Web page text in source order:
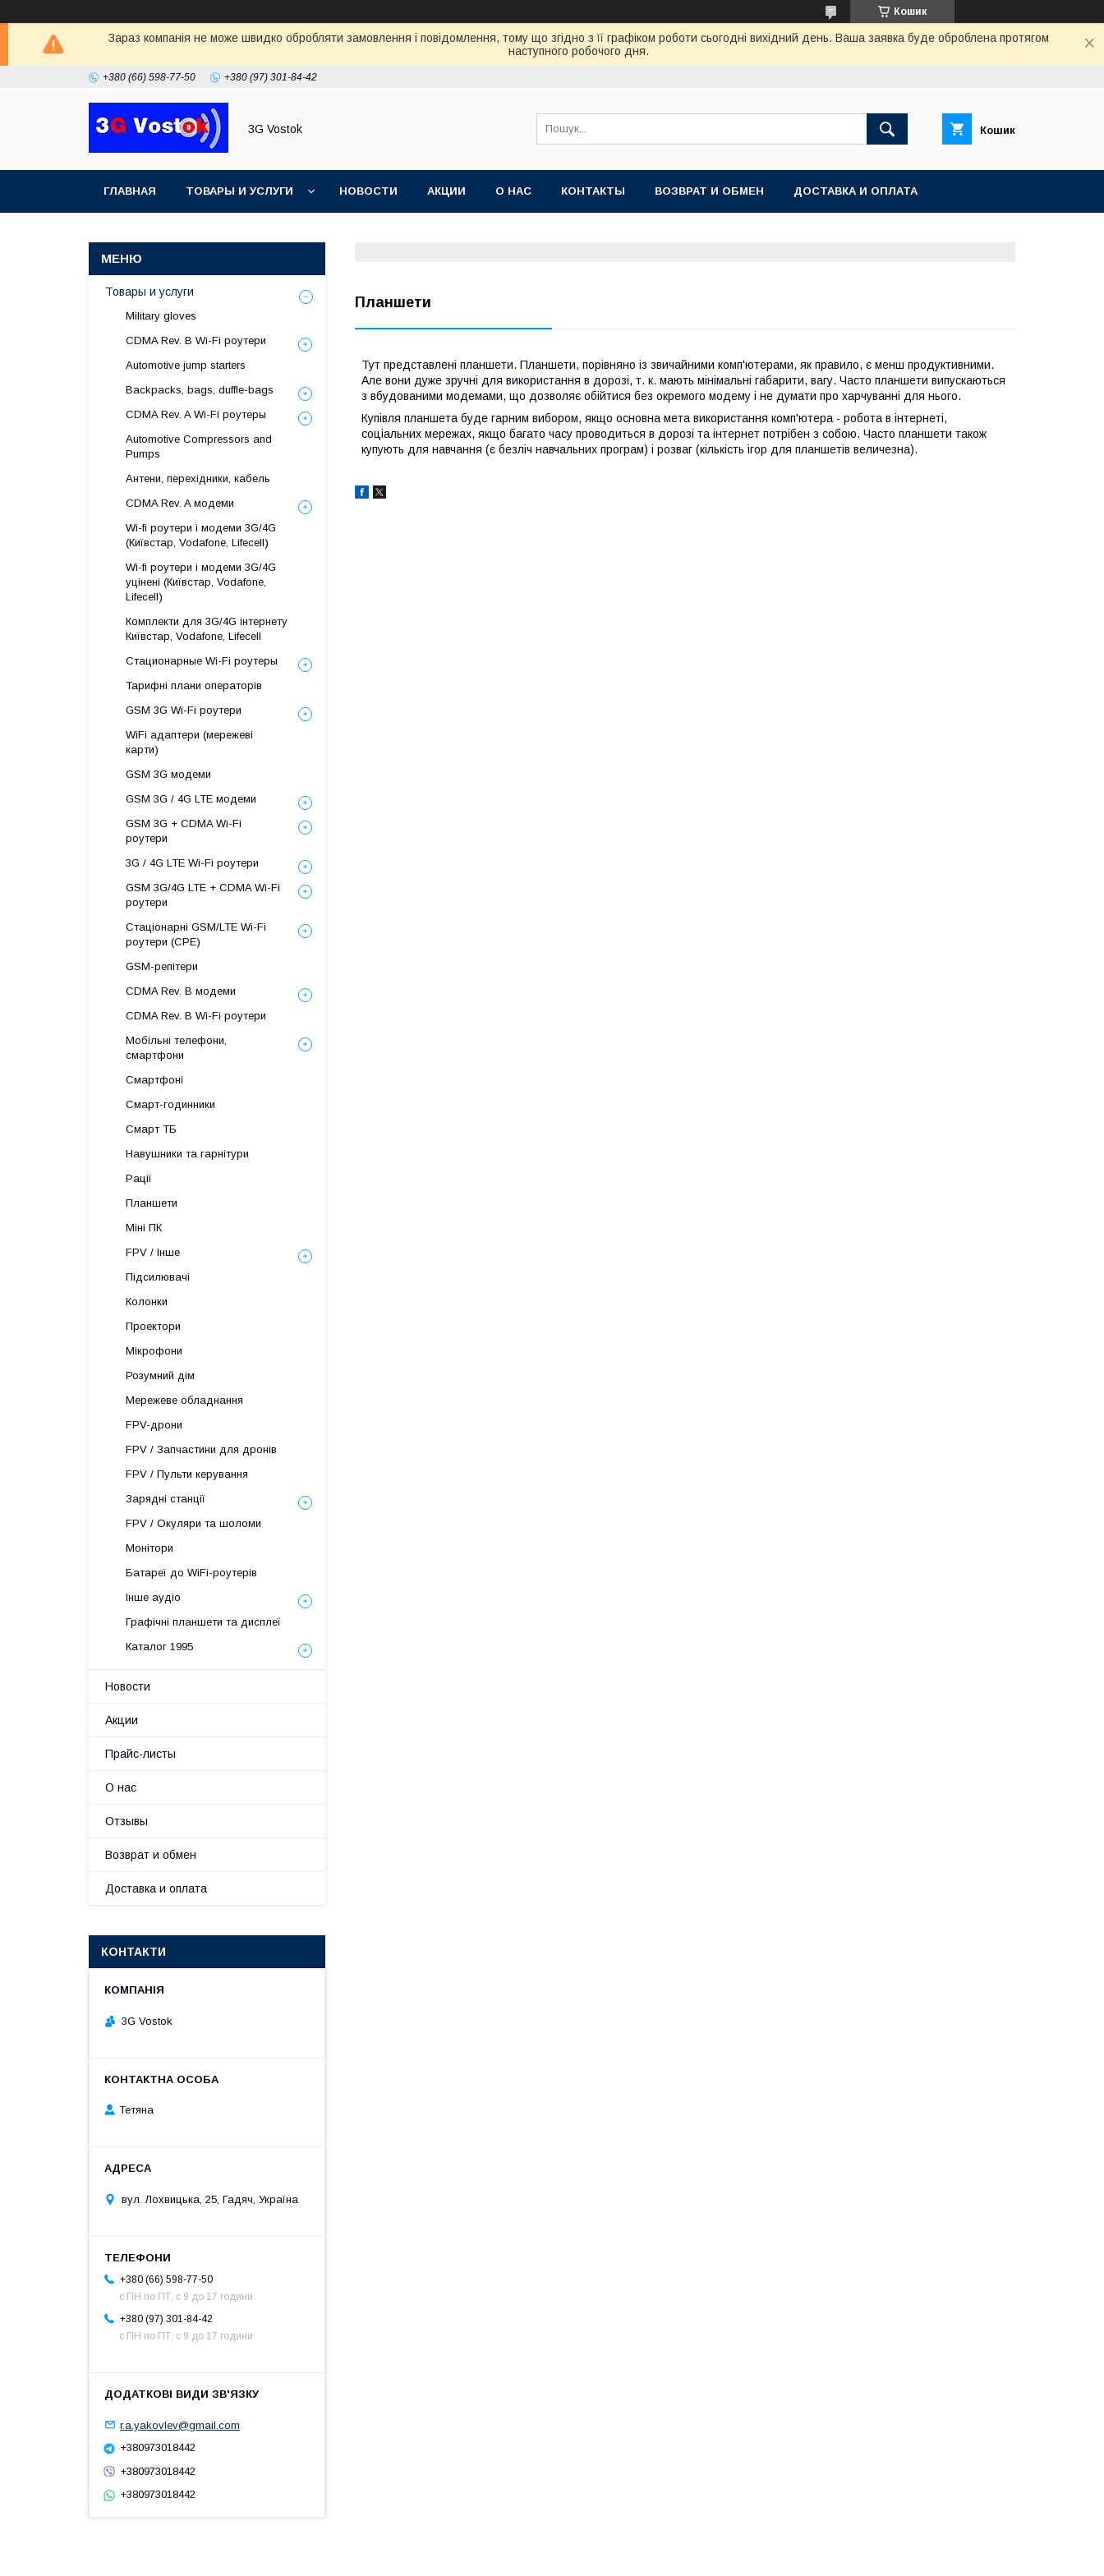
Кошик
Зараз компанія не може швидко обробляти замовлення і повідомлення, тому що згідно з її графіком роботи сьогодні вихідний день. Ваша заявка буде оброблена протягом
наступного робочого дня.
+380 (66) 598-77-50 +380 (97) 301-84-42
3G Vostok Кошик
ГЛАВНАЯ ТОВАРЫ И УСЛУГИ НОВОСТИ АКЦИИ О НАС КОНТАКТЫ ВОЗВРАТ И ОБМЕН ДОСТАВКА И ОПЛАТА
Планшети
Тут представлені планшети. Планшети, порівняно із звичайними комп'ютерами, як правило, є менш продуктивними.
Але вони дуже зручні для використання в дорозі, т. к. мають мінімальні габарити, вагу. Часто планшети випускаються
з вбудованими модемами, що дозволяє обійтися без окремого модему і не думати про харчуванні для нього.
Купівля планшета буде гарним вибором, якщо основна мета використання комп'ютера - робота в інтернеті,
соціальних мережах, якщо багато часу проводиться в дорозі та інтернет потрібен з собою. Часто планшети також
купують для навчання (є безліч навчальних програм) і розваг (кількість ігор для планшетів величезна).
Товары и услуги
Military gloves
CDMA Rev. B Wi-Fi роутери
Automotive jump starters
Backpacks, bags, duffle-bags
CDMA Rev. A Wi-Fi роутеры
Automotive Compressors and
Pumps
Антени, перехідники, кабель
CDMA Rev. A модеми
Wi-fi роутери і модеми 3G/4G
(Київстар, Vodafone, Lifecell)
Wi-fi роутери і модеми 3G/4G
уцінені (Київстар, Vodafone,
Lifecell)
Комплекти для 3G/4G інтернету
Київстар, Vodafone, Lifecell
Стационарные Wi-Fi роутеры
Тарифні плани операторів
GSM 3G Wi-Fi роутери
WiFi адаптери (мережеві
карти)
GSM 3G модеми
GSM 3G / 4G LTE модеми
GSM 3G + CDMA Wi-Fi
роутери
3G / 4G LTE Wi-Fi роутери
GSM 3G/4G LTE + CDMA Wi-Fi
роутери
Стаціонарні GSM/LTE Wi-Fi
роутери (CPE)
GSM-репітери
CDMA Rev. B модеми
CDMA Rev. B Wi-Fi роутери
Мобільні телефони,
смартфони
Смартфоні
Смарт-годинники
Смарт ТБ
Навушники та гарнітури
Рації
Планшети
Міні ПК
FPV / Інше
Підсилювачі
Колонки
Проектори
Мікрофони
Розумний дім
Мережеве обладнання
FPV-дрони
FPV / Запчастини для дронів
FPV / Пульти керування
Зарядні станції
FPV / Окуляри та шоломи
Монітори
Батареї до WiFi-роутерів
Інше аудіо
Графічні планшети та дисплеї
Каталог 1995
Новости
Акции
Прайс-листы
О нас
Отзывы
Возврат и обмен
Доставка и оплата
КОНТАКТИ
3G Vostok
Тетяна
вул. Лохвицька, 25, Гадяч, Україна
+380 (66) 598-77-50
с ПН по ПТ, с 9 до 17 години
+380 (97) 301-84-42
с ПН по ПТ, с 9 до 17 години
r.a.yakovlev@gmail.com
+380973018442
+380973018442
+380973018442